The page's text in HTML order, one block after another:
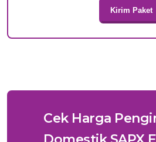
Kirim Paket
Cek Harga